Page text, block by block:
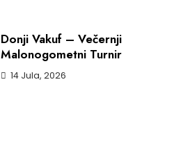
Donji Vakuf – Večernji
Malonogometni Turnir
14 Jula, 2026